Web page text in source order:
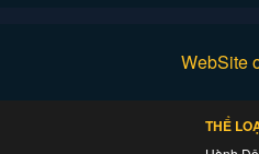
WebSite
THỂ